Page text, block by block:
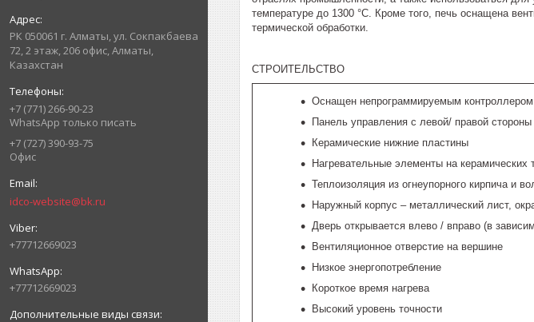
РК 050061 г. Алматы, ул. Сокпакбаева
72, 2 этаж, 206 офис, Алматы,
Казахстан
+7 (771) 266-90-23
WhatsApp только писать
+7 (727) 390-93-75
Офис
idco-website@bk.ru
+77712669023
+77712669023
температуре до 1300 °C. Кроме того, печь оснащена
термической обработки.
СТРОИТЕЛЬСТВО
Оснащен непрограммируемым
Панель управления с левой/ правой
Керамические нижние пластины
Нагревательные элементы на керамических
Теплоизоляция из огнеупорного кирпича и
Наружный корпус – металлический лист,
Дверь открывается влево / вправо (в
Вентиляционное отверстие на вершине
Низкое энергопотребление
Короткое время нагрева
Высокий уровень точности